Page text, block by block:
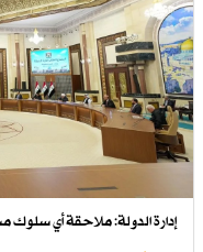
إدارة الدولة: ملاحقة أي سلوك